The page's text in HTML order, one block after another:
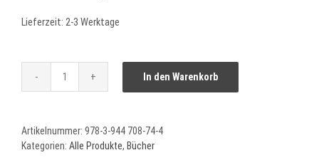
Lieferzeit: 2-3 Werktage
Kurze
Lagerfeuer
Menge
In den Warenkorb
Artikelnummer: 978-3-944 708-74-4
Kategorien: Alle Produkte, Bücher